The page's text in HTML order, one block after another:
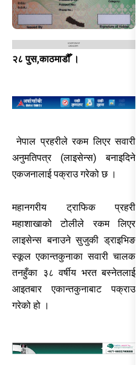
२८ पुस,काठमाडौँ ।
नेपाल प्रहरीले रकम लिएर सवारी
अनुमतिपत्र (लाइसेन्स) बनाइदिने
एकजनालाई पक्राउ गरेको छ ।
महानगरीय ट्राफिक प्रहरी
महाशाखाको टोलीले रकम लिएर
लाइसेन्स बनाउने सुजुकी ड्राइभिङ
स्कूल एकान्तकुनाका सवारी चालक
तनहुँका ३८ वर्षीय भरत बस्नेतलाई
आइतबार एकान्तकुनाबाट पक्राउ
गरेको हो ।